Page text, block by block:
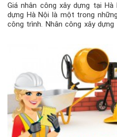
Giá nhân công xây dựng tại
dựng Hà Nội là một trong
công trình. Nhân công xây